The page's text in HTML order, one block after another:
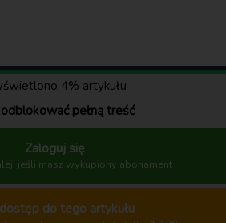
4% artykułu
pełną treść
Zaloguj się
jeśli masz wykupiony abonament
do tego artykułu